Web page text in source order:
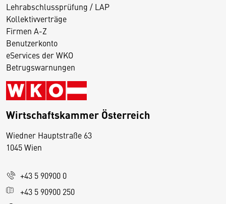
Lehrabschlussprüfung / LAP
Kollektivverträge
Firmen A-Z
Benutzerkonto
eServices der WKO
Betrugswarnungen
Wirtschaftskammer Österreich
Wiedner Hauptstraße 63
1045 Wien
+43 5 90900 0
+43 5 90900 250
D
s
e